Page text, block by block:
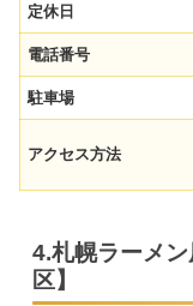
定休日
電話番号
駐車場
アクセス方法
4.札幌ラーメ
区】